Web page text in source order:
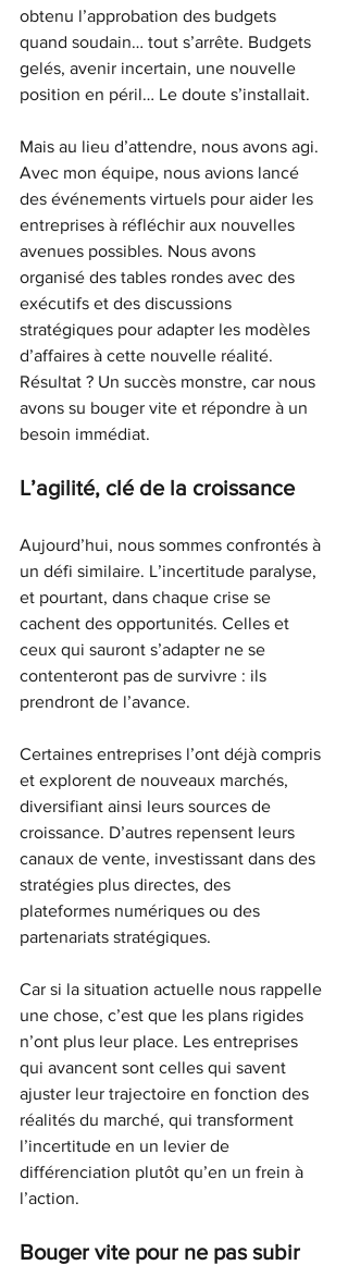
obtenu l’approbation des budgets
quand soudain… tout s’arrête. Budgets
gelés, avenir incertain, une nouvelle
position en péril… Le doute s’installait.
Mais au lieu d’attendre, nous avons agi.
Avec mon équipe, nous avions lancé
des événements virtuels pour aider les
entreprises à réfléchir aux nouvelles
avenues possibles. Nous avons
organisé des tables rondes avec des
exécutifs et des discussions
stratégiques pour adapter les modèles
d’affaires à cette nouvelle réalité.
Résultat ? Un succès monstre, car nous
avons su bouger vite et répondre à un
besoin immédiat.
L’agilité, clé de la croissance
Aujourd’hui, nous sommes confrontés à
un défi similaire. L’incertitude paralyse,
et pourtant, dans chaque crise se
cachent des opportunités. Celles et
ceux qui sauront s’adapter ne se
contenteront pas de survivre : ils
prendront de l’avance.
Certaines entreprises l’ont déjà compris
et explorent de nouveaux marchés,
diversifiant ainsi leurs sources de
croissance. D’autres repensent leurs
canaux de vente, investissant dans des
stratégies plus directes, des
plateformes numériques ou des
partenariats stratégiques.
Car si la situation actuelle nous rappelle
une chose, c’est que les plans rigides
n’ont plus leur place. Les entreprises
qui avancent sont celles qui savent
ajuster leur trajectoire en fonction des
réalités du marché, qui transforment
l’incertitude en un levier de
différenciation plutôt qu’en un frein à
l’action.
Bouger vite pour ne pas subir